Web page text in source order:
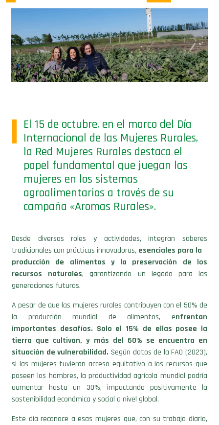
El 15 de octubre, en el marco del Día
Internacional de las Mujeres Rurales,
la Red Mujeres Rurales destaca el
papel fundamental que juegan las
mujeres en los sistemas
agroalimentarios a través de su
campaña «Aromas Rurales».
Desde diversos roles y actividades, integran saberes
tradicionales con prácticas innovadoras, esenciales para la
producción de alimentos y la preservación de los
recursos naturales, garantizando un legado para las
generaciones futuras.
A pesar de que las mujeres rurales contribuyen con el 50% de
la producción mundial de alimentos, enfrentan
importantes desafíos. Solo el 15% de ellas posee la
tierra que cultivan, y más del 60% se encuentra en
situación de vulnerabilidad. Según datos de la FAO (2023),
si las mujeres tuvieran acceso equitativo a los recursos que
poseen los hombres, la productividad agrícola mundial podría
aumentar hasta un 30%, impactando positivamente la
sostenibilidad económica y social a nivel global.
Este día reconoce a esas mujeres que, con su trabajo diario,